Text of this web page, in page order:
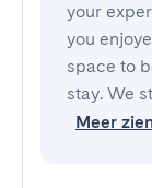
your
you
space to
stay. We
Meer zien